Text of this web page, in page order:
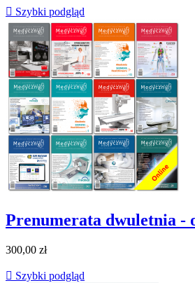
 Szybki podgląd
Prenumerata dwuletnia -
300,00 zł
 Szybki podgląd